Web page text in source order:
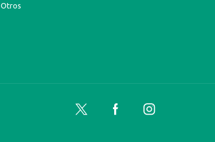
Otros
Twitter FacebookInstagram